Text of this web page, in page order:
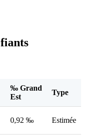
‰ Grand
Est
Type
0,92 ‰ Estimée